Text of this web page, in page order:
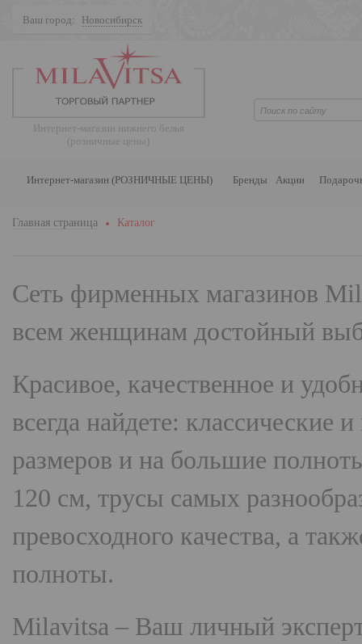
Ваш город: Новосибирск
Интернет-магазин нижнего белья
(розничные цены)
Интернет-магазин (РОЗНИЧНЫЕ ЦЕНЫ) Бренды Акции
Главная страница Каталог
Сеть фирменных магазинов
всем женщинам достойный
Красивое, качественное и
всегда найдете:
размеров и на большие
120 см, трусы самых
превосходного качества, а
полноты.
Milavitsa – Ваш личный